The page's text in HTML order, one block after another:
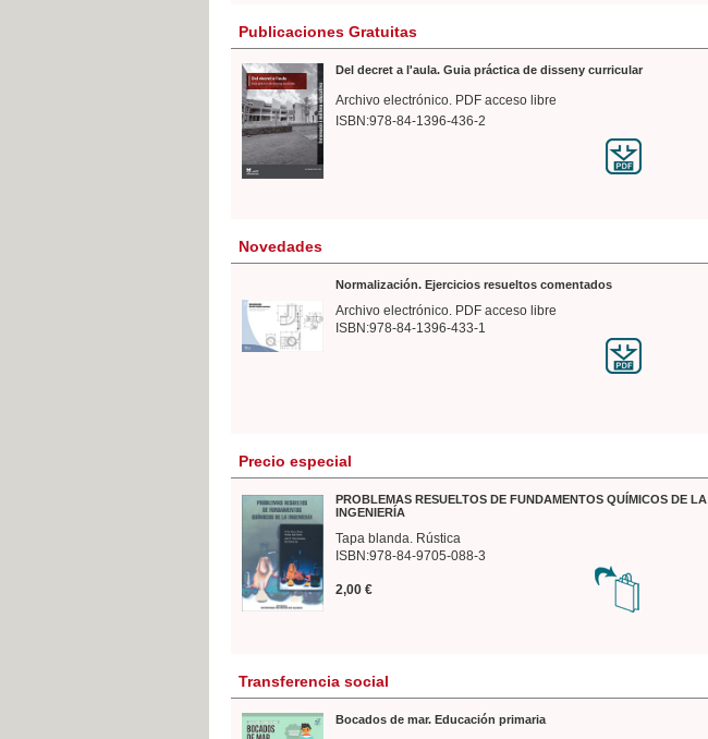
Publicaciones Gratuitas
Del decret a l'aula. Guia práctica de disseny curricular
Archivo electrónico. PDF acceso libre
ISBN:978-84-1396-436-2
Novedades
Normalización. Ejercicios resueltos comentados
Archivo electrónico. PDF acceso libre
ISBN:978-84-1396-433-1
Precio especial
PROBLEMAS RESUELTOS DE FUNDAMENTOS QUÍMICOS DE LA
INGENIERÍA
Tapa blanda. Rústica
ISBN:978-84-9705-088-3
2,00 €
Transferencia social
Bocados de mar. Educación primaria